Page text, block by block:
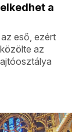
a
eső, ezért
az